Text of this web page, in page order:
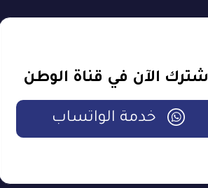
الآن في قناة الوطن
خدمة الواتساب